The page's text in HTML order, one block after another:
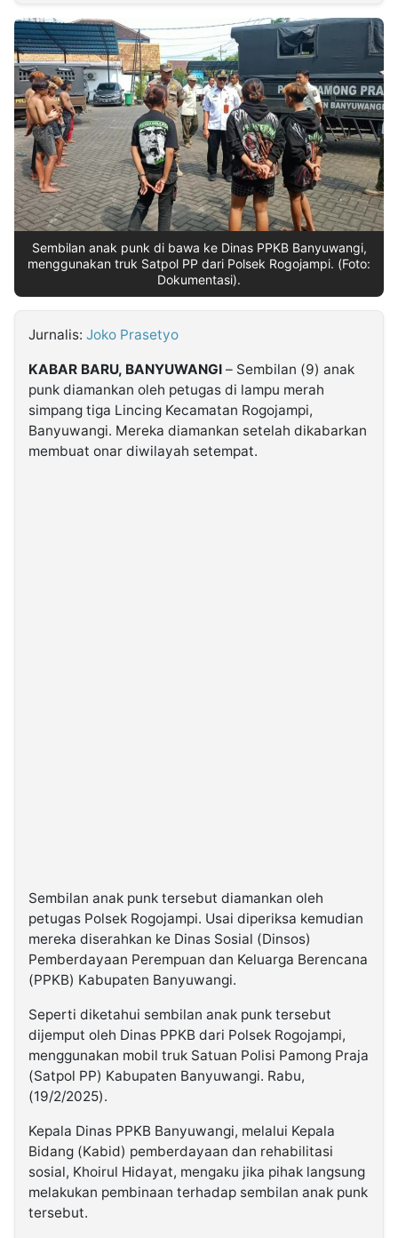
INDONESIA
Partner
Insight
NTB
Suara
Time
Lens
IDN
Daily
Jogja
Jalan
Rakyat
Idealita
News
Kita
Notice
Dinamikapost.com
Radar
Baru
Seedbacklink
Follow
Kabarbaru
Kabarbaru.co
Sembilan anak punk di bawa ke Dinas PPKB Banyuwangi,
menggunakan truk Satpol PP dari Polsek Rogojampi. (Foto:
Dokumentasi).
Jurnalis: Joko Prasetyo
KABAR BARU, BANYUWANGI – Sembilan (9) anak
punk diamankan oleh petugas di lampu merah
simpang tiga Lincing Kecamatan Rogojampi,
Banyuwangi. Mereka diamankan setelah dikabarkan
membuat onar diwilayah setempat.
Sembilan anak punk tersebut diamankan oleh
petugas Polsek Rogojampi. Usai diperiksa kemudian
mereka diserahkan ke Dinas Sosial (Dinsos)
Pemberdayaan Perempuan dan Keluarga Berencana
(PPKB) Kabupaten Banyuwangi.
Seperti diketahui sembilan anak punk tersebut
dijemput oleh Dinas PPKB dari Polsek Rogojampi,
menggunakan mobil truk Satuan Polisi Pamong Praja
(Satpol PP) Kabupaten Banyuwangi. Rabu,
(19/2/2025).
Kepala Dinas PPKB Banyuwangi, melalui Kepala
Bidang (Kabid) pemberdayaan dan rehabilitasi
sosial, Khoirul Hidayat, mengaku jika pihak langsung
melakukan pembinaan terhadap sembilan anak punk
tersebut.